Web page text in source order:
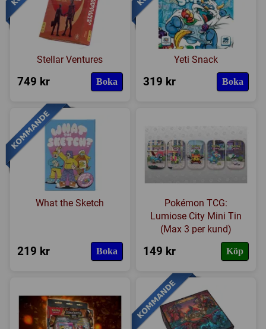
Stellar Ventures
749 kr Boka
Yeti Snack
319 kr Boka
What the Sketch
219 kr Boka
Pokémon TCG:
Lumiose City Mini Tin
(Max 3 per kund)
149 kr Köp